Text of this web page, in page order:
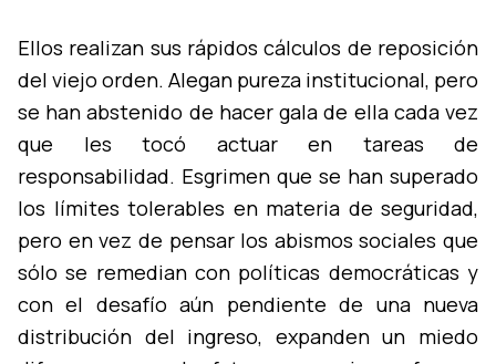
Ellos realizan sus rápidos cálculos de reposición
del viejo orden. Alegan pureza institucional, pero
se han abstenido de hacer gala de ella cada vez
que les tocó actuar en tareas de
responsabilidad. Esgrimen que se han superado
los lí­mites tolerables en materia de seguridad,
pero en vez de pensar los abismos sociales que
sólo se remedian con polí­ticas democráticas y
con el desafí­o aún pendiente de una nueva
distribución del ingreso, expanden un miedo